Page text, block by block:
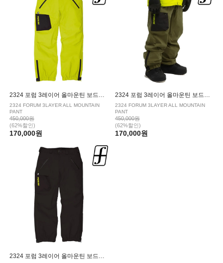
2324 포럼 3레이어 올마운틴 보드복 팬츠 FORUM GREEN
2324 FORUM 3LAYER ALL MOUNTAIN
PANT
450,000원
(62%할인)
170,000원
2324 포럼 3레이어 올마운틴 보드복 팬츠 GREMLIN OLIVE
2324 FORUM 3LAYER ALL MOUNTAIN
PANT
450,000원
(62%할인)
170,000원
2324 포럼 3레이어 올마운틴 보드복 팬츠 BLACK